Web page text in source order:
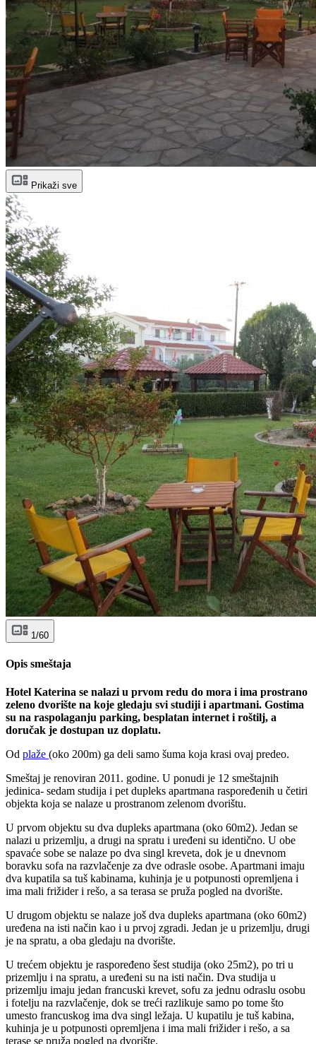
Prikaži sve
1/60
Opis smeštaja
Hotel Katerina se nalazi u prvom redu do mora i ima prostrano
zeleno dvorište na koje gledaju svi studiji i apartmani. Gostima
su na raspolaganju parking, besplatan internet i roštilj, a
doručak je dostupan uz doplatu.
Od plaže (oko 200m) ga deli samo šuma koja krasi ovaj predeo.
Smeštaj je renoviran 2011. godine. U ponudi je 12 smeštajnih
jedinica- sedam studija i pet dupleks apartmana raspoređenih u četiri
objekta koja se nalaze u prostranom zelenom dvorištu.
U prvom objektu su dva dupleks apartmana (oko 60m2). Jedan se
nalazi u prizemlju, a drugi na spratu i uređeni su identično. U obe
spavaće sobe se nalaze po dva singl kreveta, dok je u dnevnom
boravku sofa na razvlačenje za dve odrasle osobe. Apartmani imaju
dva kupatila sa tuš kabinama, kuhinja je u potpunosti opremljena i
ima mali frižider i rešo, a sa terasa se pruža pogled na dvorište.
U drugom objektu se nalaze još dva dupleks apartmana (oko 60m2)
uređena na isti način kao i u prvoj zgradi. Jedan je u prizemlju, drugi
je na spratu, a oba gledaju na dvorište.
U trećem objektu je raspoređeno šest studija (oko 25m2), po tri u
prizemlju i na spratu, a uređeni su na isti način. Dva studija u
prizemlju imaju jedan francuski krevet, sofu za jednu odraslu osobu
i fotelju na razvlačenje, dok se treći razlikuje samo po tome što
umesto francuskog ima dva singl ležaja. U kupatilu je tuš kabina,
kuhinja je u potpunosti opremljena i ima mali frižider i rešo, a sa
terase se pruža pogled na dvorište.